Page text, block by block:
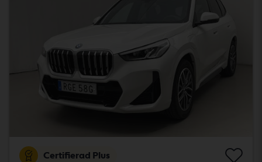
Certifierad Plus